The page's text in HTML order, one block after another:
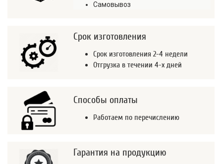
Самовывоз
Срок изготовления
Срок изготовления 2-4 недели
Отгрузка в течении 4-х дней
Способы оплаты
Работаем по перечислению
Гарантия на продукцию